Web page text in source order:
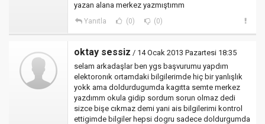
yazan alana merkez yazmıştımm
Yanıtla (0) (0)
oktay sessiz / 14 Ocak 2013 Pazartesi 18:35
selam arkadaşlar ben ygs başvurumu yapdım
elektoronık ortamdaki bilgilerimde hiç bir yanlışlık
yokk ama doldurdugumda kagıtta semte merkez
yazdımm okula gidip sordum sorun olmaz dedi
sizce bişe cıkmaz demi yani ais bilgilerimi kontrol
ettigimde bilgiler hepsi dogru sadece doldurgumda